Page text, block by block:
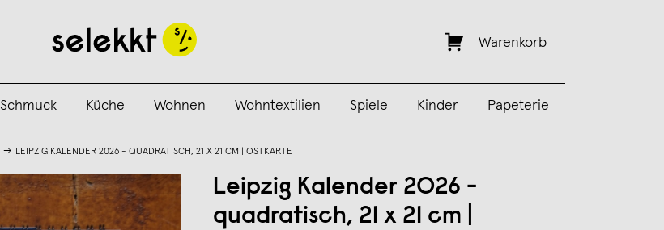
Warenkorb
Schmuck Küche Wohnen Wohntextilien Spiele Kinder Papeterie
LEIPZIG KALENDER 2026 - QUADRATISCH, 21 X 21 CM | OSTKARTE
Leipzig Kalender 2026 -
quadratisch, 21 x 21 cm |